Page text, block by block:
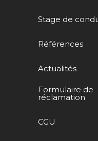
Stage de
Références
Actualités
Formulaire de
réclamation
CGU